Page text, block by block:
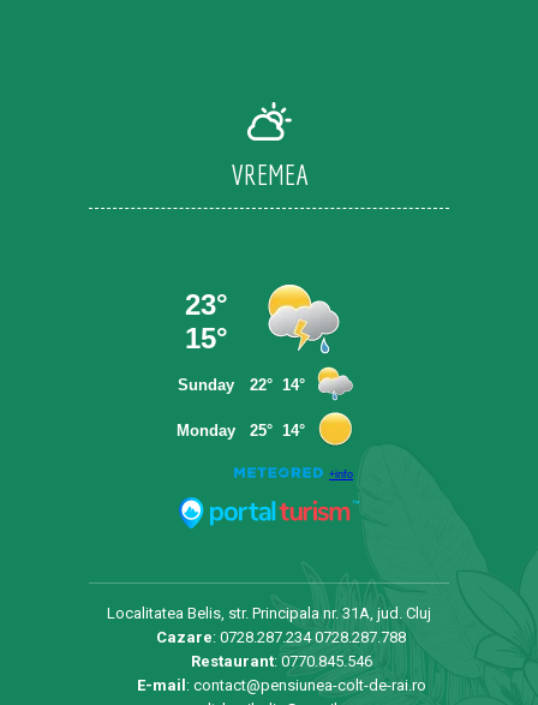
VREMEA
Localitatea Belis, str. Principala nr. 31A, jud. Cluj
Cazare: 0728.287.2340728.287.788
Restaurant: 0770.845.546
E-mail: contact@pensiunea-colt-de-rai.ro